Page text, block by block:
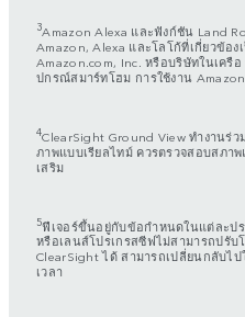
3Amazon Alexa และฟังก์ชัน Land
Amazon, Alexa และโลโก้ที่เกี่ยวข้อง
Amazon.com, Inc. หรือบริษัทในเครื
ปกรณ์สมาร์ทโฮม การใช้งาน
4ClearSight Ground View ทำงานร่
ภาพแบบเรียลไทม์ ควรตรวจสอบสภา
เสริม
5ฟีเจอร์ขึ้นอยู่กับข้อกำหนดในแต่ละป
หรือเลนส์โปรเกรสซีฟไม่สามารถปรั
ClearSight ได้ สามารถเปลี่ยนกลับไ
เวลา